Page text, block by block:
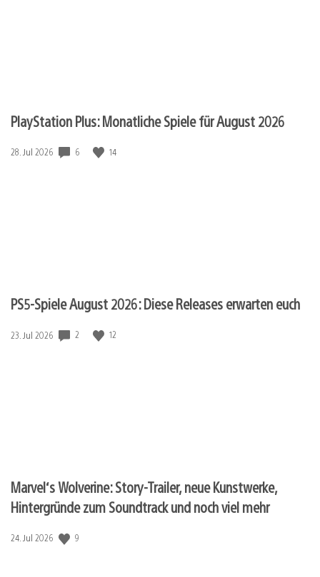
PlayStation Plus: Monatliche Spiele für August 2026
Veröffentlichungsdatum:
28. Jul 2026 6 14
PS5-Spiele August 2026: Diese Releases erwarten euch
Veröffentlichungsdatum:
23. Jul 2026 2 12
Marvel‘s Wolverine: Story-Trailer, neue Kunstwerke,
Hintergründe zum Soundtrack und noch viel mehr
Veröffentlichungsdatum:
24. Jul 2026 9